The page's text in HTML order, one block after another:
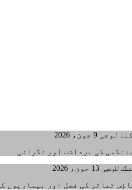
9 جون، 2026
کی برداشت اور نگرانی
13 جون، 2026
ٹماٹر کی فصل اور بیماریوں